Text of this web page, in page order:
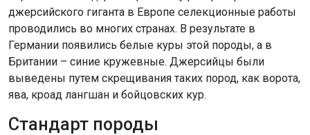
джерсийского гиганта в Европе селекционные работы
проводились во многих странах. В результате в
Германии появились белые куры этой породы, а в
Британии – синие кружевные. Джерсийцы были
выведены путем скрещивания таких пород, как ворота,
ява, кроад лангшан и бойцовских кур.
Стандарт породы